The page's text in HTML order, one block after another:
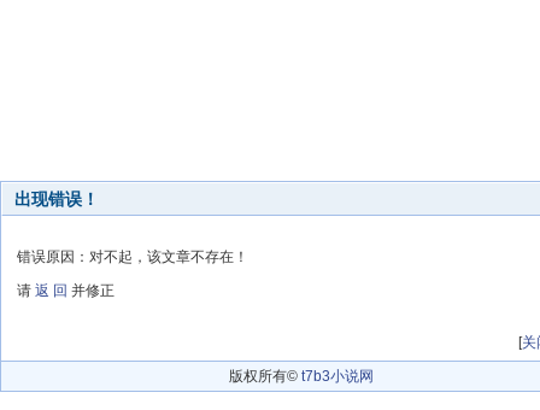
出现错误！
错误原因：对不起，该文章不存在！
请 返 回 并修正
[关
版权所有© t7b3小说网